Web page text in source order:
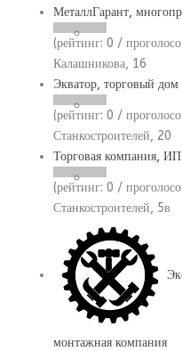
МеталлГарант,
(рейтинг: 0 /
Калашникова, 16
Экватор, торговый дом
(рейтинг: 0 /
Станкостроителей, 20
Торговая компания,
(рейтинг: 0 /
Станкостроителей, 5в
монтажная компания